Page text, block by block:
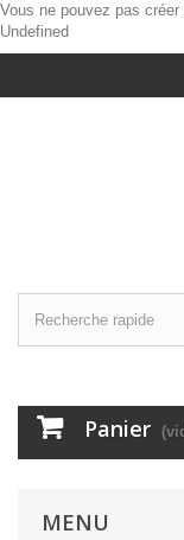
Vous ne pouvez pas
Undefined
Panier
MENU